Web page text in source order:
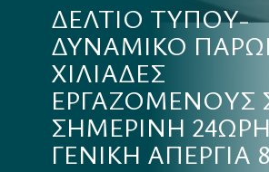
ΔΕΛΤΙΟ ΤΥΠΟΥ-
ΔΥΝΑΜΙΚΟ
ΧΙΛΙΑΔΕΣ
ΕΡΓΑΖΟΜΕΝΟΥΣ
ΣΗΜΕΡΙΝΗ 24ΩΡΗ
ΓΕΝΙΚΗ ΑΠΕΡΓΙΑ